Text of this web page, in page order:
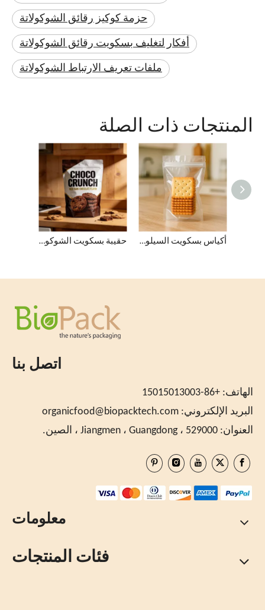
حزمة كوكيز رقائق الشوكولاتة
أفكار لتغليف بسكويت رقائق الشوكولاتة
ملفات تعريف الارتباط الشوكولاتة
المنتجات ذات الصلة
حقيبة بسكويت الشوكولاتة ذات الختم الحراري المتجمد المخصص أكياس بسكويت السيلوفان الشفافة القابلة للتحلل المنزلي مع سحاب
اتصل بنا
الهاتف: +86-15015013003
البريد الإلكتروني: organicfood@biopacktech.com
العنوان: Jiangmen ، Guangdong ، 529000 ، الصين.
معلومات
فئات المنتجات